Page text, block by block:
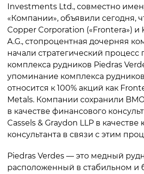
Investments Ltd., совместно
«Компании», объявили сегодня,
Copper Corporation («Frontera») и
A.G., стопроцентная дочерняя
начали стратегический процесс
комплекса рудников Piedras
упоминание комплекса
относится к 100% акций как
Metals. Компании сохранили
в качестве финансового
Cassels & Graydon LLP в
консультанта в связи с этим
Piedras Verdes — это медный
расположенный в стабильном и